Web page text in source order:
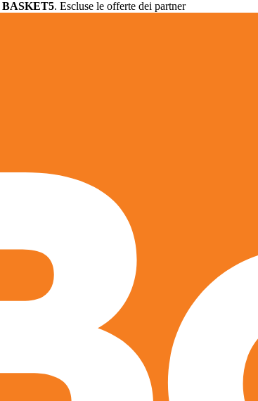
BASKET5. Escluse le offerte dei partner